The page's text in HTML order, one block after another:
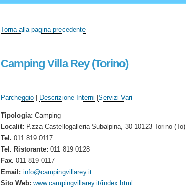
Torna alla pagina precedente
Camping Villa Rey (Torino)
Parcheggio| Descrizione Interni Servizi Vari
Tipologia: Camping
Localit: P.zza Castellogalleria Subalpina, 30 10123 Torino (To)
Tel. 011 819 0117
Tel. Ristorante: 011 819 0128
Fax. 011 819 0117
Email: info@campingvillarey.it
Sito Web: www.campingvillarey.it/index.html